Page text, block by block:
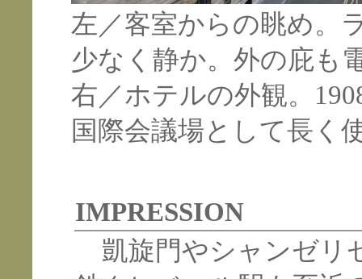
左／客室からの眺め。
少なく静か。外の庇も
右／ホテルの外観。
国際会議場として長く
IMPRESSION
凱旋門やシャンゼリ